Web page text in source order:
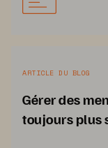
ARTICLE DU BLOG
Gérer des
toujours plus